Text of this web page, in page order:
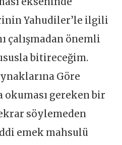
Yahudiler’le ilgili
çalışmadan önemli
bitireceğim.
Göre
okuması gereken bir
söylemeden
emek mahsulü